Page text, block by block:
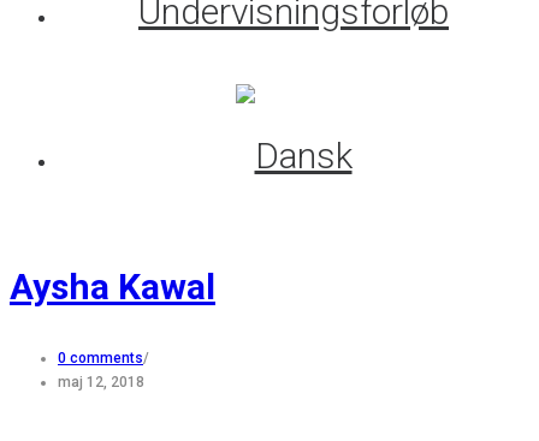
Undervisningsforløb
Aysha Kawal
0 comments/
maj 12, 2018